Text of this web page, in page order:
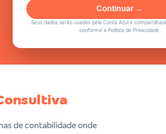
Continuar →
Seus dados serão usados pela Conta Azul e
conforme a Política de Privacidade.
de contabilidade onde